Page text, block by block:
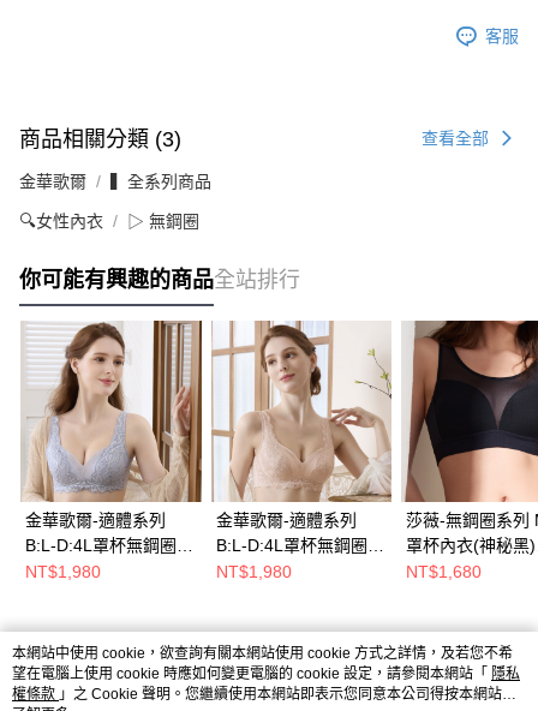
客服
商品相關分類 (3) 查看全部
金華歌爾 ▍全系列商品
🔍女性內衣 ▷ 無鋼圈
你可能有興趣的商品全站排行
金華歌爾-適體系列
B:L-D:4L罩杯無鋼圈內
衣(魅力灰) IBB002FC
NT$1,980
金華歌爾-適體系列
B:L-D:4L罩杯無鋼圈內
衣(杏桃膚) IBB002SN
NT$1,980
莎薇-無鋼圈系列
罩杯內衣(神秘黑)
ABB375BL
NT$1,680
熱門標籤
本網站中使用 cookie，欲查詢有關本網站使用 cookie 方式之詳情，及若您不希
望在電腦上使用 cookie 時應如何變更電腦的 cookie 設定，請參閱本網站「 隱私
權條款 」之 Cookie 聲明。您繼續使用本網站即表示您同意本公司得按本網站使